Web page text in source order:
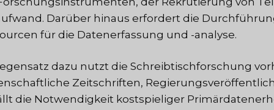
Darüber hinaus erfordert die
für die Datenerfassung und -analyse.
dazu nutzt die Schreibtischforschung
Zeitschriften,
die Notwendigkeit kostspieliger